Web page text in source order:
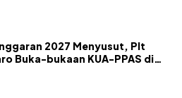
2027 Menyusut, Plt
Buka-bukaan KUA-PPAS di